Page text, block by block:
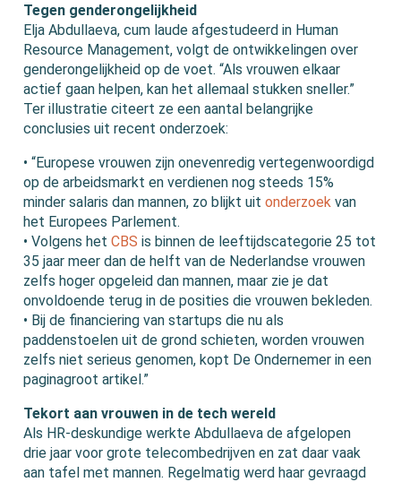
Tegen genderongelijkheid
Elja Abdullaeva, cum laude afgestudeerd in Human
Resource Management, volgt de ontwikkelingen over
genderongelijkheid op de voet. “Als vrouwen elkaar
actief gaan helpen, kan het allemaal stukken sneller.”
Ter illustratie citeert ze een aantal belangrijke
conclusies uit recent onderzoek:
• “Europese vrouwen zijn onevenredig vertegenwoordigd
op de arbeidsmarkt en verdienen nog steeds 15%
minder salaris dan mannen, zo blijkt uitonderzoek van
het Europees Parlement.
• Volgens hetCBS is binnen de leeftijdscategorie 25 tot
35 jaar meer dan de helft van de Nederlandse vrouwen
zelfs hoger opgeleid dan mannen, maar zie je dat
onvoldoende terug in de posities die vrouwen bekleden.
• Bij de financiering van startups die nu als
paddenstoelen uit de grond schieten, worden vrouwen
zelfs niet serieus genomen, kopt De Ondernemer in een
paginagroot artikel.”
Tekort aan vrouwen in de tech wereld
Als HR-deskundige werkte Abdullaeva de afgelopen
drie jaar voor grote telecombedrijven en zat daar vaak
aan tafel met mannen. Regelmatig werd haar gevraagd